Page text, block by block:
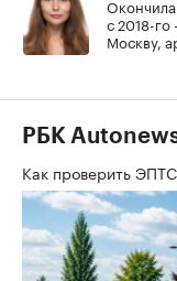
Окончила
с 2018-
Москву,
РБК
Как проверить